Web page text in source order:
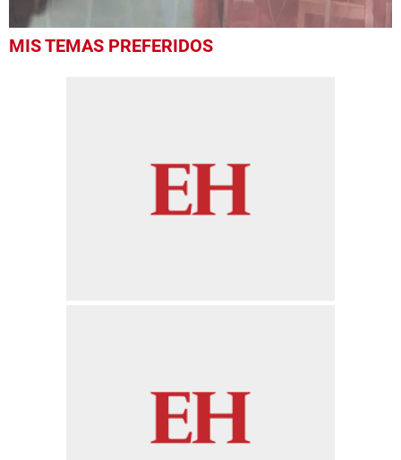
seconds
MIS TEMAS PREFERIDOS